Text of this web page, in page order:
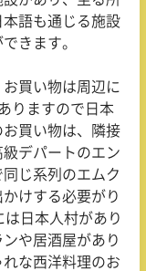
語も通じる施設
きます。
買い物は周辺に
りますので日本
買い物は、隣接
デパートのエン
じ系列のエムク
けする必要がり
日本人村があり
や居酒屋があり
な西洋料理のお